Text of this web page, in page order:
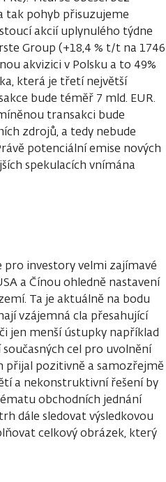
tak pohyb přisuzujeme
akcií uplynulého týdne
Group (+18,4 % t/t na 1746
akvizici v Polsku a to 49%
která je třetí největší
bude téměř 7 mld. EUR.
transakci bude
zdrojů, a tedy nebude
potenciální emise nových
spekulacích vnímána
pro investory velmi zajímavé
a Čínou ohledně nastavení
Ta je aktuálně na bodu
vzájemná cla přesahující
jen menší ústupky například
cel pro uvolnění
přijal pozitivně a samozřejmě
a nekonstruktivní řešení by
obchodních jednání
dále sledovat výsledkovou
celkový obrázek, který